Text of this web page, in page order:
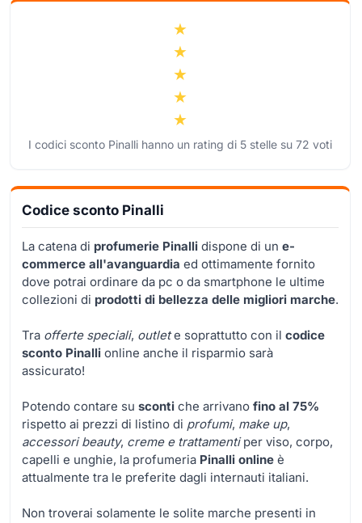
I codici sconto Pinalli hanno un rating di 5 stelle su 72 voti
Codice sconto Pinalli
La catena di profumerie Pinalli dispone di un e-
commerce all'avanguardia ed ottimamente fornito
dove potrai ordinare da pc o da smartphone le ultime
collezioni di prodotti di bellezza delle migliori marche.
Tra offerte speciali, outlete soprattutto con il codice
sconto Pinalli online anche il risparmio sarà
assicurato!
Potendo contare su sconti che arrivano fino al 75%
rispetto ai prezzi di listino di profumi, make up,
accessori beauty, creme e trattamentiper viso, corpo,
capelli e unghie, la profumeria Pinalli online è
attualmente tra le preferite dagli internauti italiani.
Non troverai solamente le solite marche presenti in